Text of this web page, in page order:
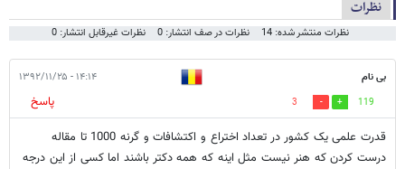
نظرات
نظرات منتشر شده: 14 نظرات در صف انتشار: 0 نظرات غیرقابل انتشار: 0
بی نام ۱۴:۱۴ - ۱۳۹۲/۱۱/۲۵
119
3
پاسخ
قدرت علمی یک کشور در تعداد اختراع و اکتشافات و گرنه 1000 تا مقاله
درست کردن که هنر نیست مثل اینه که همه دکتر باشند اما کسی از این درجه